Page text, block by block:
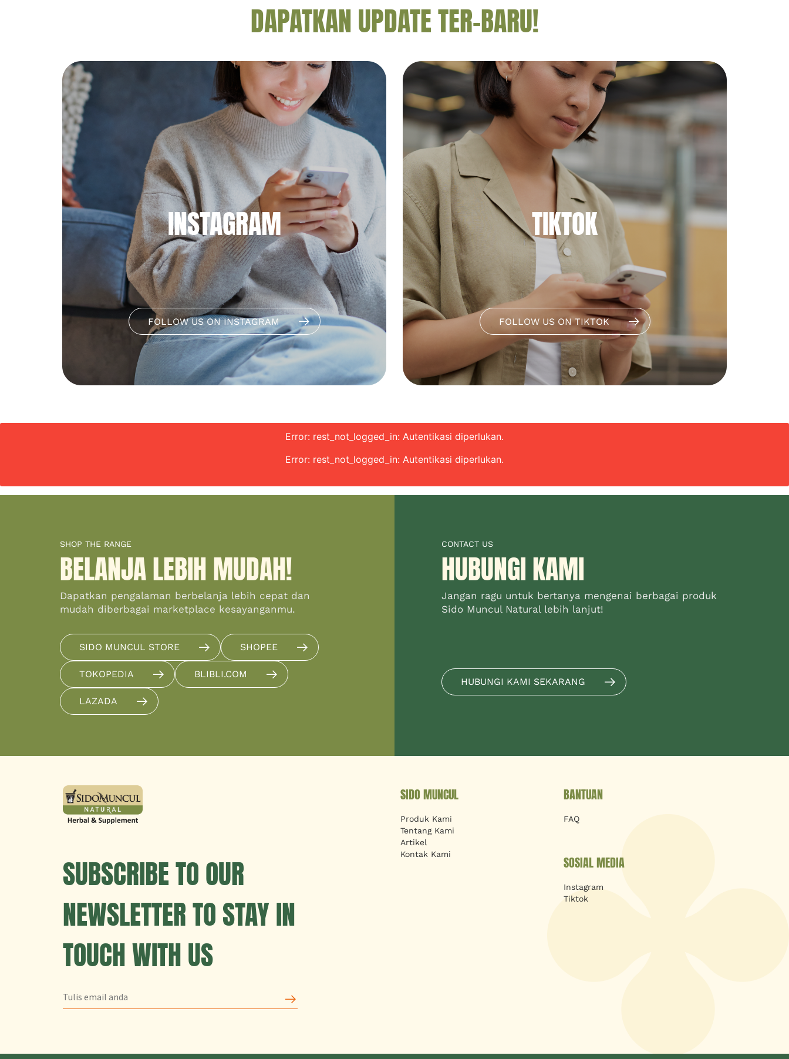
DAPATKAN UPDATE TER-BARU!
INSTAGRAM
FOLLOW US ON INSTAGRAM
TIKTOK
FOLLOW US ON TIKTOK
Error: rest_not_logged_in: Autentikasi diperlukan.
Error: rest_not_logged_in: Autentikasi diperlukan.
SHOP THE RANGE
BELANJA LEBIH MUDAH!
Dapatkan pengalaman berbelanja lebih cepat dan
mudah diberbagai marketplace kesayanganmu.
SIDO MUNCUL STORE SHOPEE
TOKOPEDIA BLIBLI.COM
LAZADA
CONTACT US
HUBUNGI KAMI
Jangan ragu untuk bertanya mengenai berbagai produk
Sido Muncul Natural lebih lanjut!
HUBUNGI KAMI SEKARANG
SUBSCRIBE TO OUR
NEWSLETTER TO STAY IN
TOUCH WITH US
SIDO MUNCUL
Produk Kami
Tentang Kami
Artikel
Kontak Kami
BANTUAN
FAQ
SOSIAL MEDIA
Instagram
Tiktok